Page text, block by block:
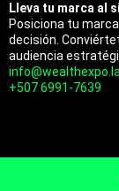
Lleva tu marca al
Posiciona tu
decisión.
audiencia
info@wealthexpo.la
+507 6991-7639